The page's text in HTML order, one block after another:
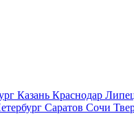
Казань Краснодар
Саратов Сочи